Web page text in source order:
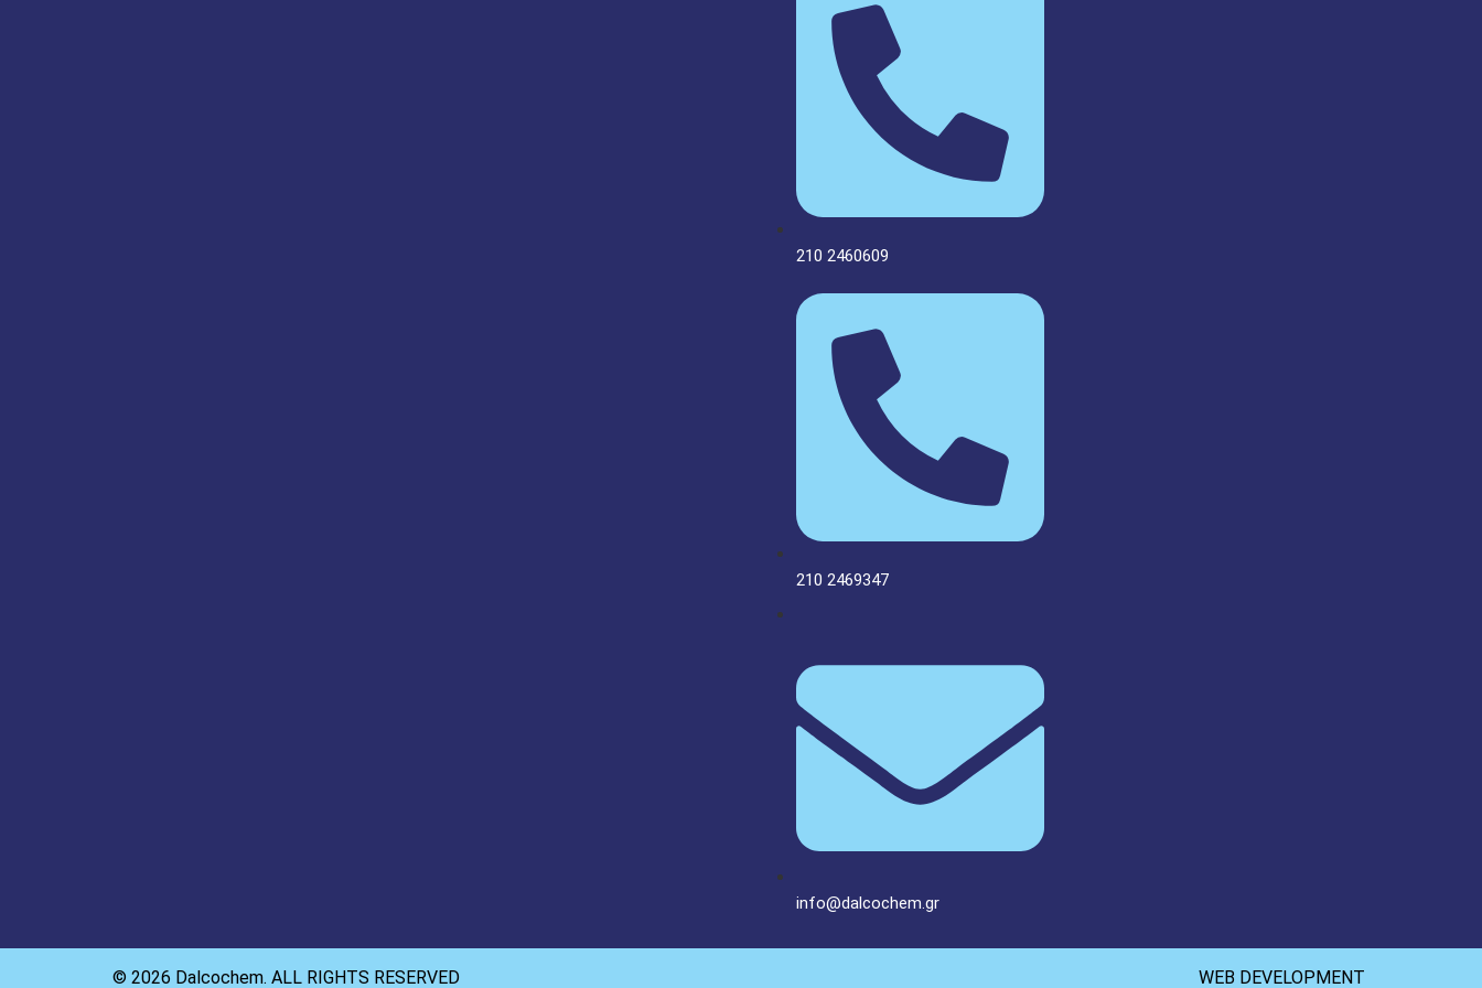
210 2460609
210 2469347
info@dalcochem.gr
© 2026 Dalcochem. ALL RIGHTS RESERVED WEB DEVELOPMENT